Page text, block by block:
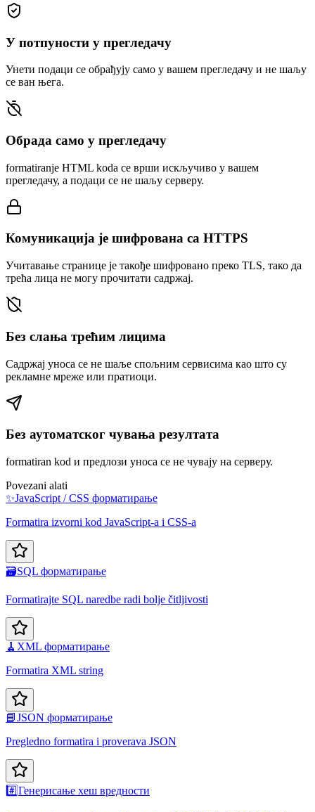
У потпуности у прегледачу
Унети подаци се обрађују само у вашем прегледачу и не шаљу
се ван њега.
Обрада само у прегледачу
formatiranje HTML koda се врши искључиво у вашем
прегледачу, а подаци се не шаљу серверу.
Комуникација је шифрована са HTTPS
Учитавање странице је такође шифровано преко TLS, тако да
трећа лица не могу прочитати садржај.
Без слања трећим лицима
Садржај уноса се не шаље спољним сервисима као што су
рекламне мреже или пратиоци.
Без аутоматског чувања резултата
formatiran kod и предлози уноса се не чувају на серверу.
Povezani alati
✨JavaScript / CSS форматирање
Formatira izvorni kod JavaScript-a i CSS-a
🗃️SQL форматирање
Formatirajte SQL naredbe radi bolje čitljivosti
🧹 XML форматирање
Formatira XML string
📘JSON форматирање
Pregledno formatira i proverava JSON
#️⃣Генерисање хеш вредности